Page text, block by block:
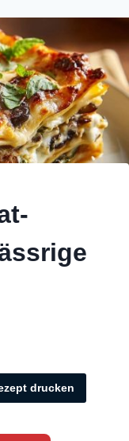
drucken